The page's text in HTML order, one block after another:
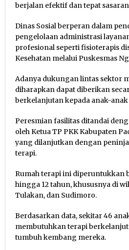
berjalan efektif dan tepat
Dinas Sosial berperan dalam
pengelolaan administrasi
profesional seperti fisioterapis
Kesehatan melalui Puskesmas
Adanya dukungan lintas sektor
diharapkan dapat diberikan
berkelanjutan kepada anak-
Peresmian fasilitas ditandai
oleh Ketua TP PKK Kabupaten
yang dilanjutkan dengan
terapi.
Rumah terapi ini diperuntukkan
hingga 12 tahun, khususnya di
Tulakan, dan Sudimoro.
Berdasarkan data, sekitar 46
membutuhkan terapi
tumbuh kembang mereka.